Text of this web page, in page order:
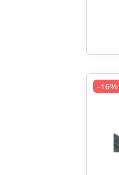
-16%